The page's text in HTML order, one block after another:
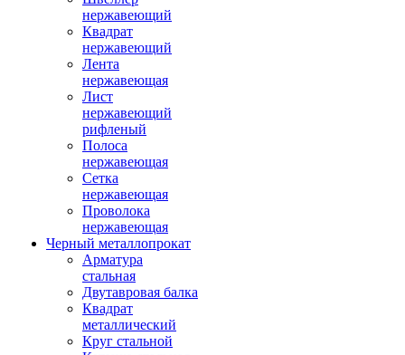
нержавеющий
Квадрат
нержавеющий
Лента
нержавеющая
Лист
нержавеющий
рифленый
Полоса
нержавеющая
Сетка
нержавеющая
Проволока
нержавеющая
Черный металлопрокат
Арматура
стальная
Двутавровая балка
Квадрат
металлический
Круг стальной